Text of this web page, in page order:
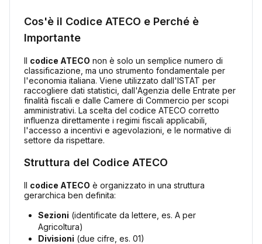
Cos'è il Codice ATECO e Perché è
Importante
Il codice ATECO non è solo un semplice numero di
classificazione, ma uno strumento fondamentale per
l'economia italiana. Viene utilizzato dall'ISTAT per
raccogliere dati statistici, dall'Agenzia delle Entrate per
finalità fiscali e dalle Camere di Commercio per scopi
amministrativi. La scelta del codice ATECO corretto
influenza direttamente i regimi fiscali applicabili,
l'accesso a incentivi e agevolazioni, e le normative di
settore da rispettare.
Struttura del Codice ATECO
Il codice ATECO è organizzato in una struttura
gerarchica ben definita:
Sezioni (identificate da lettere, es. A per
Agricoltura)
Divisioni (due cifre, es. 01)